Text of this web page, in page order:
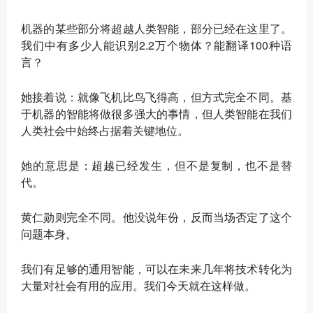
机器的某些部分将超越人类智能，部分已经在这里了。
我们中有多少人能识别2.2万个物体？能翻译100种语
言？
她接着说：就像飞机比鸟飞得高，但方式完全不同。基
于机器的智能将做很多强大的事情，但人类智能在我们
人类社会中始终占据着关键地位。
她的意思是：超越已经发生，但不是复制，也不是替
代。
黄仁勋则完全不同。他没说年份，反而当场否定了这个
问题本身。
我们有足够的通用智能，可以在未来几年将技术转化为
大量对社会有用的应用。我们今天就在这样做。